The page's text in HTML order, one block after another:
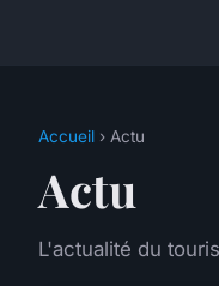
Accueil › Actu
Actu
L'actualité du